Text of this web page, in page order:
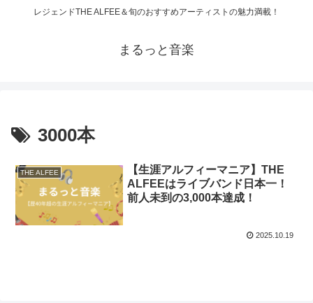
レジェンドTHE ALFEE＆旬のおすすめアーティストの魅力満載！
まるっと音楽
3000本
THE ALFEE
【生涯アルフィーマニア】THE
ALFEEはライブバンド日本一！
前人未到の3,000本達成！
2025.10.19